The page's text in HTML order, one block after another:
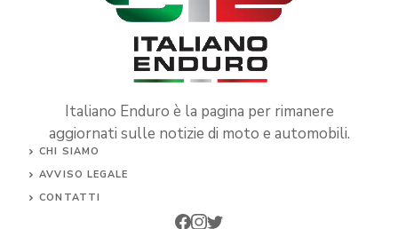
Italiano Enduro è la pagina per rimanere
aggiornati sulle notizie di moto e automobili.
CHI SIAMO
AVVISO LEGALE
CONTATTI